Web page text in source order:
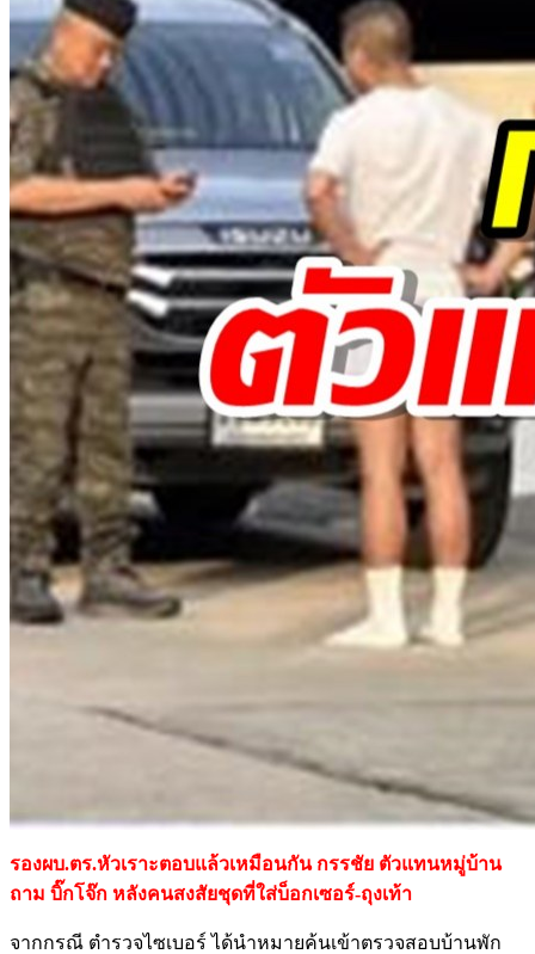
รองผบ.ตร.หัวเราะตอบแล้วเหมือนกัน กรรชัย ตัวแทนหมู่บ้าน
ถาม บิ๊กโจ๊ก หลังคนสงสัยชุดที่ใส่บ็อกเซอร์-ถุงเท้า
จากกรณี ตำรวจไซเบอร์ ได้นำหมายค้นเข้าตรวจสอบบ้านพัก